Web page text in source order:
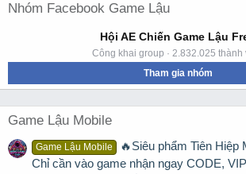
Nhóm Facebook Game Lậu
Hội AE Chiến Game Lậu
Công khai group · 2.832.025 thành
Tham gia nhóm
Game Lậu Mobile
Game Lậu Mobile
🔥Siêu phẩm Tiên Hiệp
Chỉ cần vào game nhận ngay CODE,